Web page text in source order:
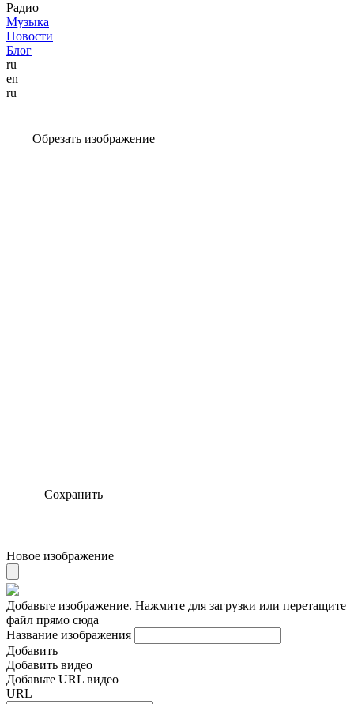
Радио
Музыка
Новости
Блог
ru
en
ru
Обрезать изображение
Сохранить
Новое изображение
Добавьте изображение. Нажмите для загрузки или перетащите
файл прямо сюда
Название изображения
Добавить
Добавить видео
Добавьте URL видео
URL